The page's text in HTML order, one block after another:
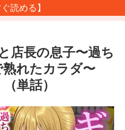
ぐ読める】
店長の息子〜過ち
れたカラダ〜
単話）